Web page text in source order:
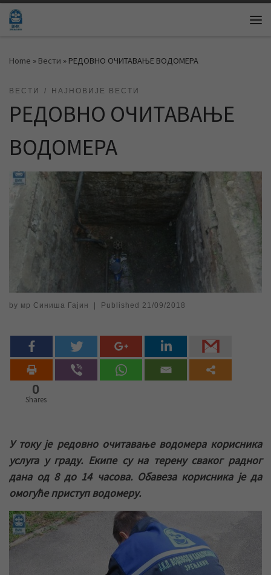
Skip to content
Home » Вести » РЕДОВНО ОЧИТАВАЊЕ ВОДОМЕРА
ВЕСТИ НАЈНОВИЈЕ ВЕСТИ
РЕДОВНО ОЧИТАВАЊЕ
ВОДОМЕРА
by мр Синиша Гајин Published 21/09/2018
0
Shares
У току је редовно очитавање водомера корисника
услуга у граду. Екипе су на терену сваког радног
дана од 8 до 14 часова. Обавеза корисника је да
омогуће приступ водомеру.